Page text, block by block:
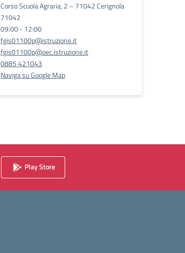
Corso Scuola Agraria, 2 – 71042 Cerignola
71042
09:00 - 12:00
fgis01100p@istruzione.it
fgis01100p@pec.istruzione.it
0885 421043
Naviga su Google Map
Play Store